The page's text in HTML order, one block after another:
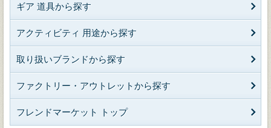
ギア 道具から探す
アクティビティ 用途から探す
取り扱いブランドから探す
ファクトリー・アウトレットから探す
フレンドマーケット トップ